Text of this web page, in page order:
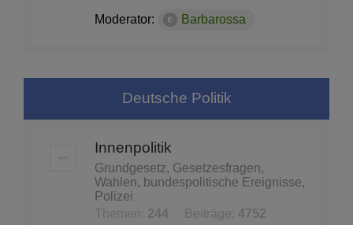
Moderator: Barbarossa
Deutsche Politik
Innenpolitik
Grundgesetz, Gesetzesfragen,
Wahlen, bundespolitische Ereignisse,
Polizei
Themen: 244 Beiträge: 4752